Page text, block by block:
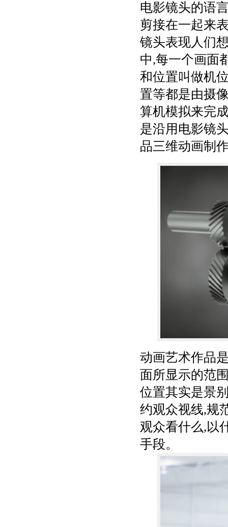
电影镜头的语
剪接在一起来
镜头表现人们
中,每一个画面
和位置叫做机
置等都是由摄
算机模拟来完
是沿用电影镜
品三维动画制
动画艺术作品
面所显示的范
位置其实是景
约观众视线,规
观众看什么,以
手段。